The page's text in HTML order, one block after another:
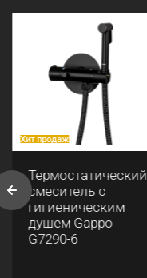
Хит продаж
Термостатический
смеситель с
гигиеническим
душем Gappo
G7290-6